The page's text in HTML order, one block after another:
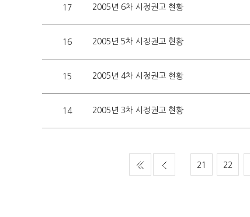
17 2005년 6차 시정권고 현황
16 2005년 5차 시정권고 현황
15 2005년 4차 시정권고 현황
14 2005년 3차 시정권고 현황
21 22